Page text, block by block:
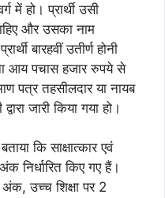
में हो। प्रार्थी उसी
और उसका नाम
बारहवीं उतीर्ण होनी
आय पचास हजार रुपये से
पत्र तहसीलदार या नायब
जारी किया गया हो।
कि साक्षात्कार एवं
निर्धारित किए गए हैं।
अंक, उच्च शिक्षा पर 2